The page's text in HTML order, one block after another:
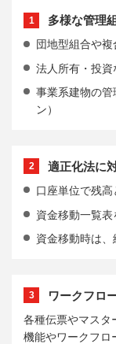
1 多様な管理
団地型組合や
法人所有・投
事業系建物の管
ン）
2 適正化法に
口座単位で残
資金移動一覧
資金移動時は
3 ワークフロ
各種伝票やマスタ
機能やワークフロ